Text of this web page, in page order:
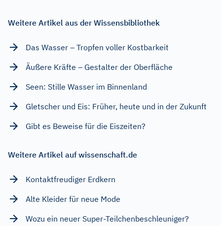
Weitere Artikel aus der Wissensbibliothek
Das Wasser – Tropfen voller Kostbarkeit
Äußere Kräfte – Gestalter der Oberfläche
Seen: Stille Wasser im Binnenland
Gletscher und Eis: Früher, heute und in der Zukunft
Gibt es Beweise für die Eiszeiten?
Weitere Artikel auf wissenschaft.de
Kontaktfreudiger Erdkern
Alte Kleider für neue Mode
Wozu ein neuer Super-Teilchenbeschleuniger?